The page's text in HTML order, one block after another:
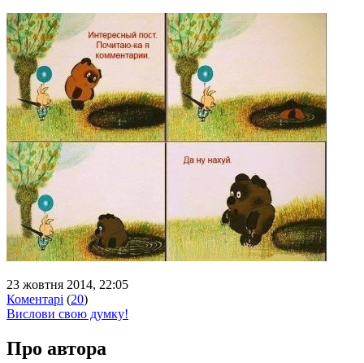
23 жовтня 2014, 22:05
Коментарі (20)
Вислови свою думку!
Про автора